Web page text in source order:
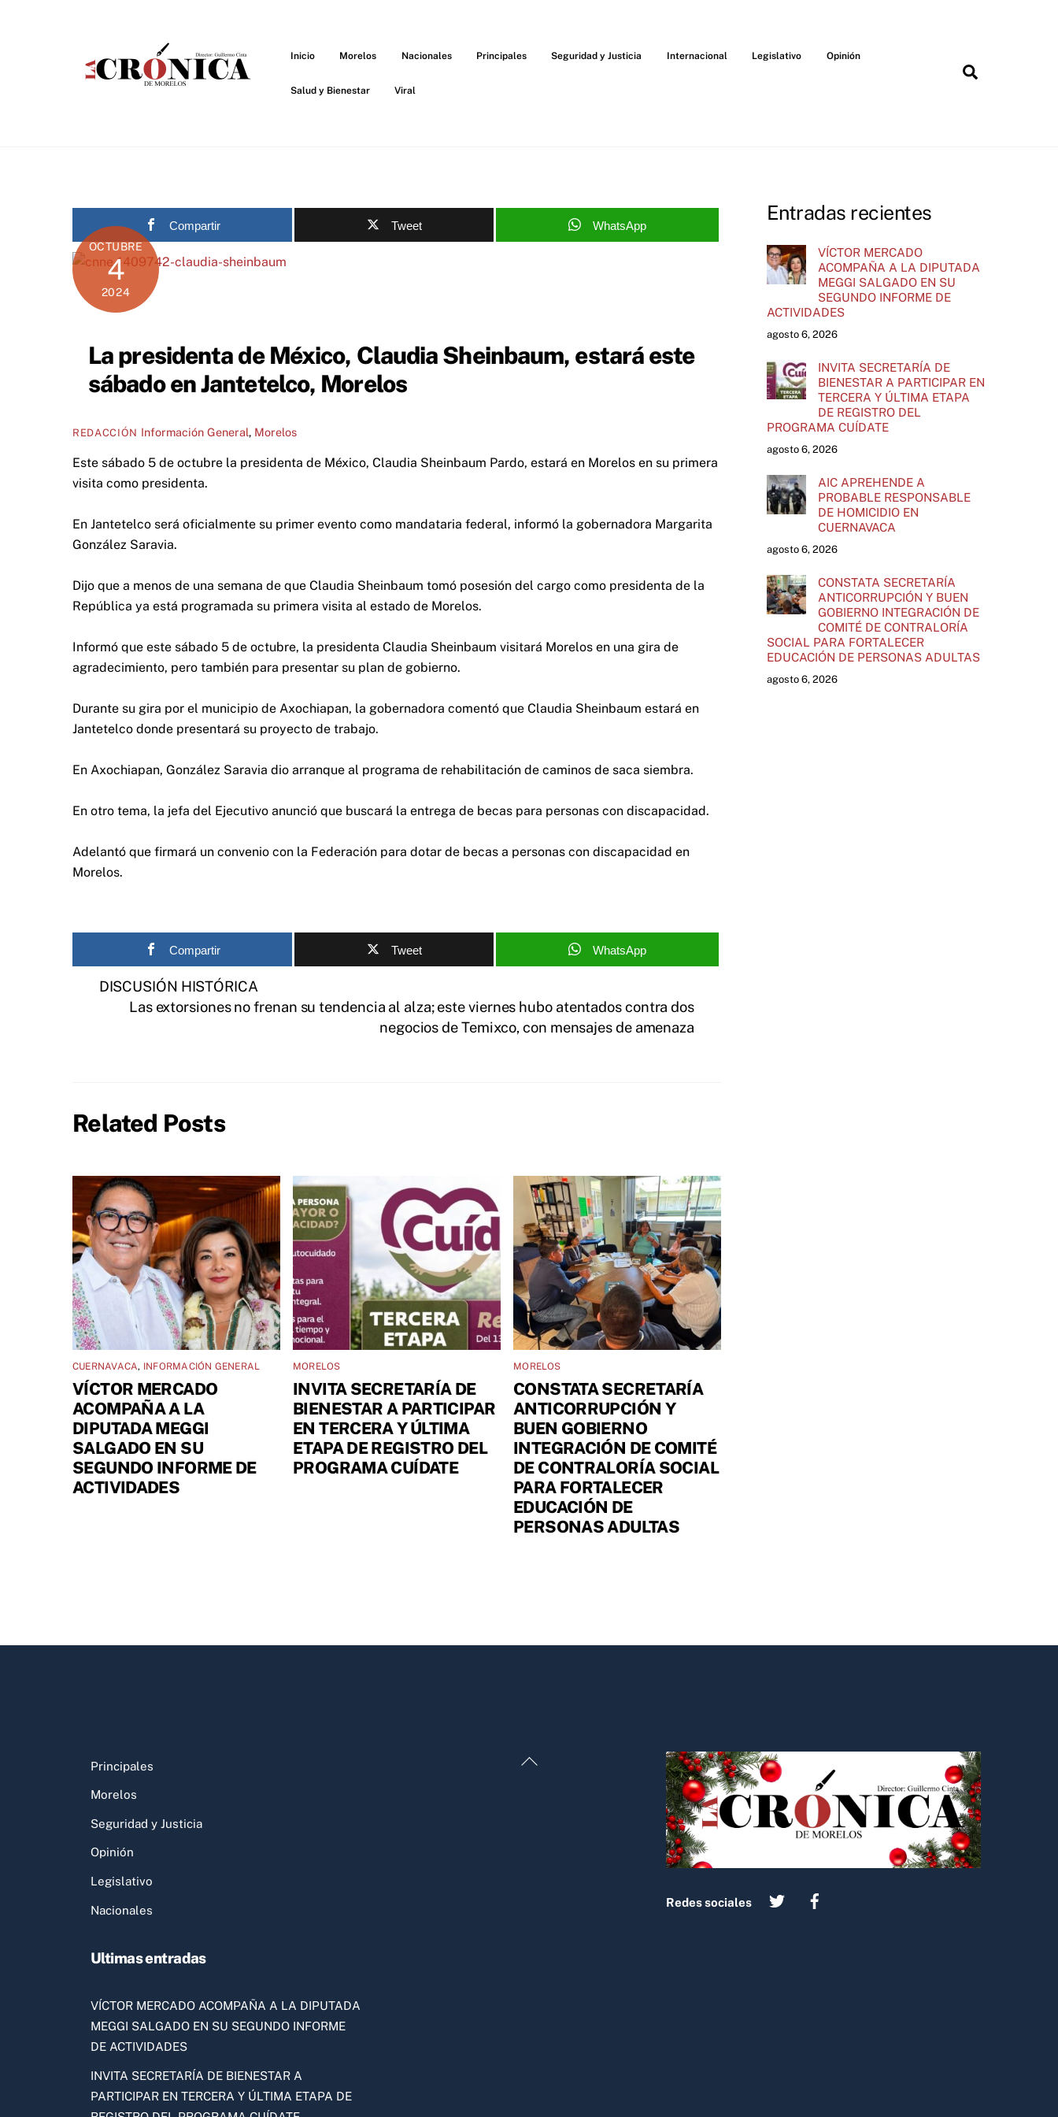
Inicio Morelos Nacionales Principales Seguridad y Justicia Internacional Legislativo Opinión
Salud y Bienestar Viral
Compartir Tweet WhatsApp
OCTUBRE
4
2024
La presidenta de México, Claudia Sheinbaum, estará este
sábado en Jantetelco, Morelos
REDACCIÓN Información General, Morelos
Este sábado 5 de octubre la presidenta de México, Claudia Sheinbaum Pardo, estará en Morelos en su primera
visita como presidenta.
En Jantetelco será oficialmente su primer evento como mandataria federal, informó la gobernadora Margarita
González Saravia.
Dijo que a menos de una semana de que Claudia Sheinbaum tomó posesión del cargo como presidenta de la
República ya está programada su primera visita al estado de Morelos.
Informó que este sábado 5 de octubre, la presidenta Claudia Sheinbaum visitará Morelos en una gira de
agradecimiento, pero también para presentar su plan de gobierno.
Durante su gira por el municipio de Axochiapan, la gobernadora comentó que Claudia Sheinbaum estará en
Jantetelco donde presentará su proyecto de trabajo.
En Axochiapan, González Saravia dio arranque al programa de rehabilitación de caminos de saca siembra.
En otro tema, la jefa del Ejecutivo anunció que buscará la entrega de becas para personas con discapacidad.
Adelantó que firmará un convenio con la Federación para dotar de becas a personas con discapacidad en
Morelos.
Compartir Tweet WhatsApp
DISCUSIÓN HISTÓRICA
Las extorsiones no frenan su tendencia al alza; este viernes hubo atentados contra dos
negocios de Temixco, con mensajes de amenaza
Related Posts
CUERNAVACA, INFORMACIÓN GENERAL
VÍCTOR MERCADO
ACOMPAÑA A LA
DIPUTADA MEGGI
SALGADO EN SU
SEGUNDO INFORME DE
ACTIVIDADES
MORELOS
INVITA SECRETARÍA DE
BIENESTAR A PARTICIPAR
EN TERCERA Y ÚLTIMA
ETAPA DE REGISTRO DEL
PROGRAMA CUÍDATE
MORELOS
CONSTATA SECRETARÍA
ANTICORRUPCIÓN Y
BUEN GOBIERNO
INTEGRACIÓN DE COMITÉ
DE CONTRALORÍA SOCIAL
PARA FORTALECER
EDUCACIÓN DE
PERSONAS ADULTAS
Entradas recientes
VÍCTOR MERCADO
ACOMPAÑA A LA DIPUTADA
MEGGI SALGADO EN SU
SEGUNDO INFORME DE
ACTIVIDADES
agosto 6, 2026
INVITA SECRETARÍA DE
BIENESTAR A PARTICIPAR EN
TERCERA Y ÚLTIMA ETAPA
DE REGISTRO DEL
PROGRAMA CUÍDATE
agosto 6, 2026
AIC APREHENDE A
PROBABLE RESPONSABLE
DE HOMICIDIO EN
CUERNAVACA
agosto 6, 2026
CONSTATA SECRETARÍA
ANTICORRUPCIÓN Y BUEN
GOBIERNO INTEGRACIÓN DE
COMITÉ DE CONTRALORÍA
SOCIAL PARA FORTALECER
EDUCACIÓN DE PERSONAS ADULTAS
agosto 6, 2026
Back
Redes sociales
Principales
Morelos
Seguridad y Justicia
Opinión
Legislativo
Nacionales
Ultimas entradas
VÍCTOR MERCADO ACOMPAÑA A LA DIPUTADA
MEGGI SALGADO EN SU SEGUNDO INFORME
DE ACTIVIDADES
INVITA SECRETARÍA DE BIENESTAR A
PARTICIPAR EN TERCERA Y ÚLTIMA ETAPA DE